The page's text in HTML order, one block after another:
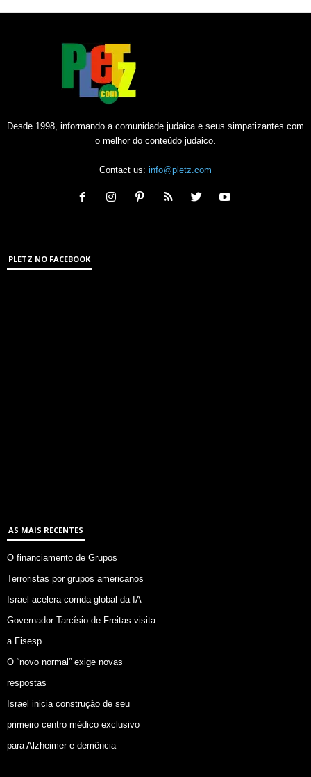
Desde 1998, informando a comunidade judaica e seus simpatizantes com
o melhor do conteúdo judaico.
Contact us: info@pletz.com
PLETZ NO FACEBOOK
AS MAIS RECENTES
O financiamento de Grupos
Terroristas por grupos americanos
Israel acelera corrida global da IA
Governador Tarcísio de Freitas visita
a Fisesp
O “novo normal” exige novas
respostas
Israel inicia construção de seu
primeiro centro médico exclusivo
para Alzheimer e demência